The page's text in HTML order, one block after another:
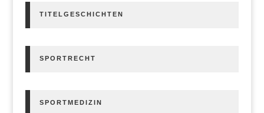
TITELGESCHICHTEN
SPORTRECHT
SPORTMEDIZIN